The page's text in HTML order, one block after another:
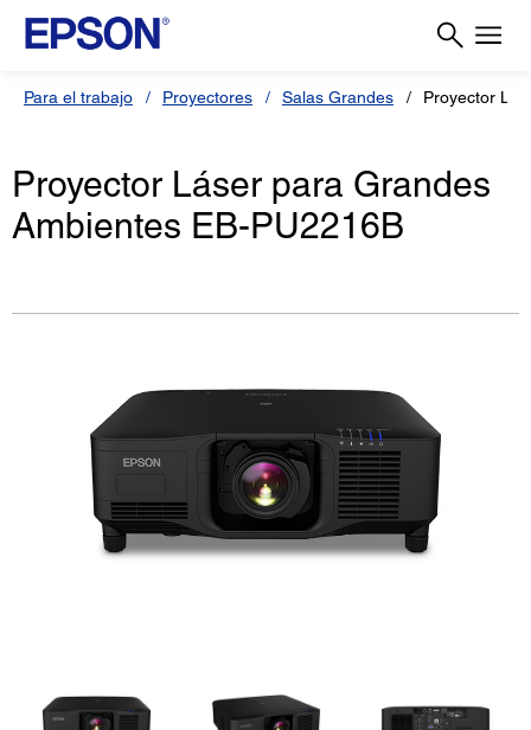
Para el trabajo Proyectores Salas Grandes Proyector
Proyector Láser para Grandes
Ambientes EB-PU2216B